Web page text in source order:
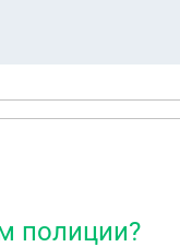
полиции?